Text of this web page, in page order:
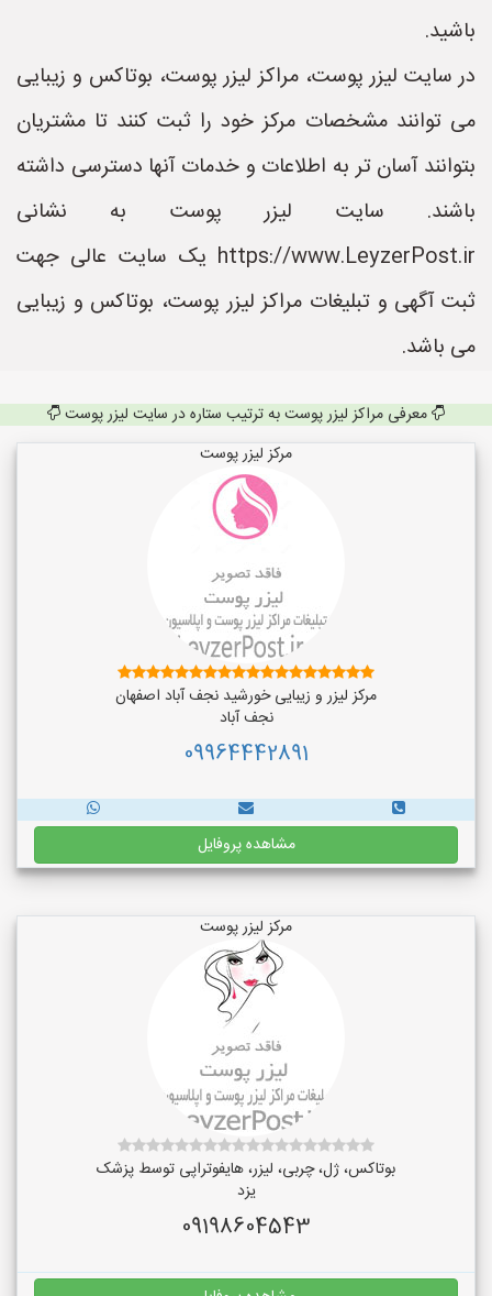
باشید.
در سایت لیزر پوست، مراکز لیزر پوست، بوتاکس و زیبایی
می توانند مشخصات مرکز خود را ثبت کنند تا مشتریان
بتوانند آسان تر به اطلاعات و خدمات آنها دسترسی داشته
باشند. سایت لیزر پوست به نشانی
https://www.LeyzerPost.ir یک سایت عالی جهت
ثبت آگهی و تبلیغات مراکز لیزر پوست، بوتاکس و زیبایی
می باشد.
معرفی مراکز لیزر پوست به ترتیب ستاره در سایت لیزر پوست
مرکز لیزر پوست
مرکز لیزر و زیبایی خورشید نجف آباد اصفهان
نجف‌ آباد
09964442891
مشاهده پروفایل
مرکز لیزر پوست
بوتاکس، ژل، چربی، لیزر، هایفوتراپی توسط پزشک
یزد
09198604543